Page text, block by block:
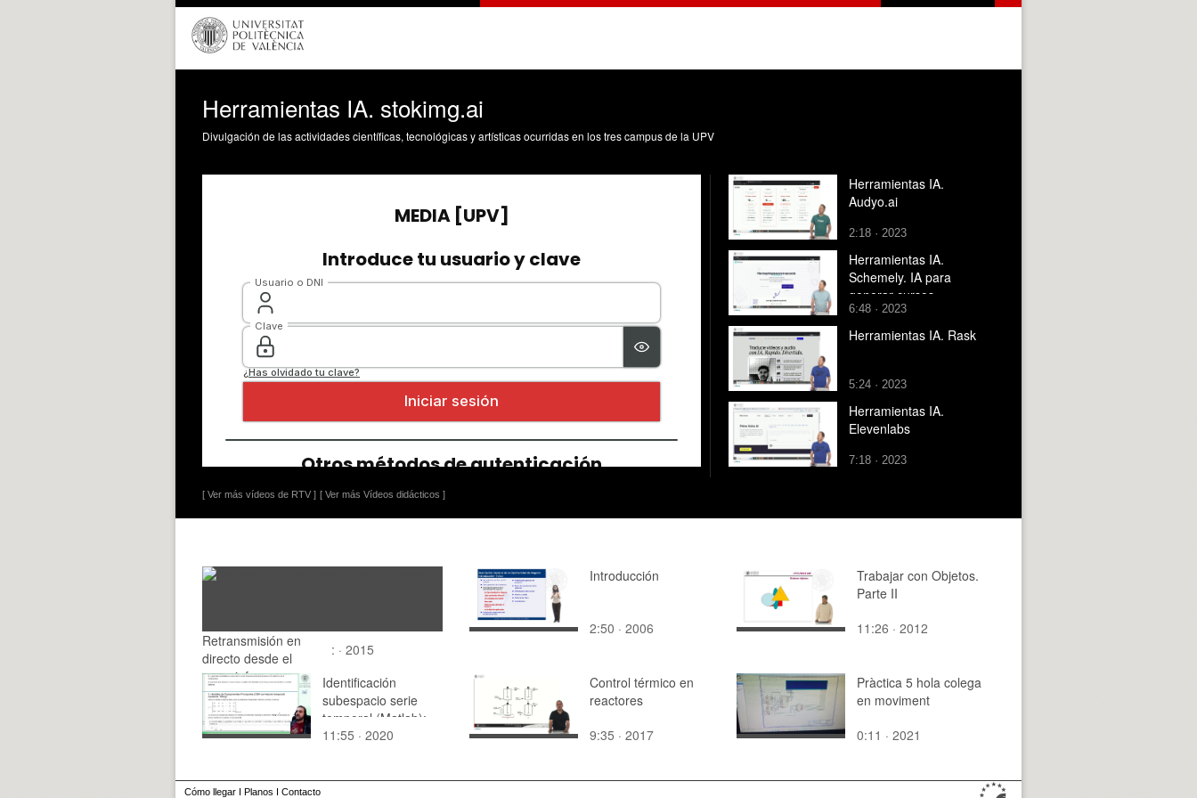
Herramientas IA. stokimg.ai
Divulgación de las actividades científicas, tecnológicas y artísticas ocurridas en los tres campus de la UPV
[ Ver más vídeos de RTV ] [ Ver más Vídeos didácticos ]
Herramientas IA.
Audyo.ai
2:18 · 2023
Herramientas IA.
Schemely. IA para
generar cursos
6:48 · 2023
Herramientas IA. Rask
5:24 · 2023
Herramientas IA.
Elevenlabs
7:18 · 2023
Retransmisión en
directo desde el
paraninfo
: · 2015
Introducción
2:50 · 2006
Trabajar con Objetos.
Parte II
11:26 · 2012
Identificación
subespacio serie
temporal (Matlab):
n4sid, forecast,
11:55 · 2020
Control térmico en
reactores
9:35 · 2017
Pràctica 5 hola colega
en moviment
0:11 · 2021
Cómo llegar I Planos I Contacto